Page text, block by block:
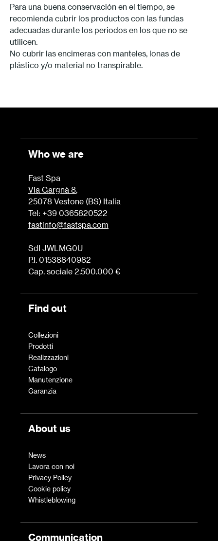
Para una buena conservación en el tiempo, se
recomienda cubrir los productos con las fundas
adecuadas durante los periodos en los que no se
utilicen.
No cubrir las encimeras con manteles, lonas de
plástico y/o material no transpirable.
Who we are
Fast Spa
Via Gargnà 8,
25078 Vestone (BS) Italia
Tel: +39 0365820522
fastinfo@fastspa.com
SdI JWLMG0U
P.I. 01538840982
Cap. sociale 2.500.000 €
Find out
Collezioni
Prodotti
Realizzazioni
Catalogo
Manutenzione
Garanzia
About us
News
Lavora con noi
Privacy Policy
Cookie policy
Whistleblowing
Communication